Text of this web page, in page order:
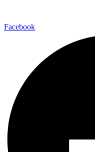
tartalomhoz
Facebook